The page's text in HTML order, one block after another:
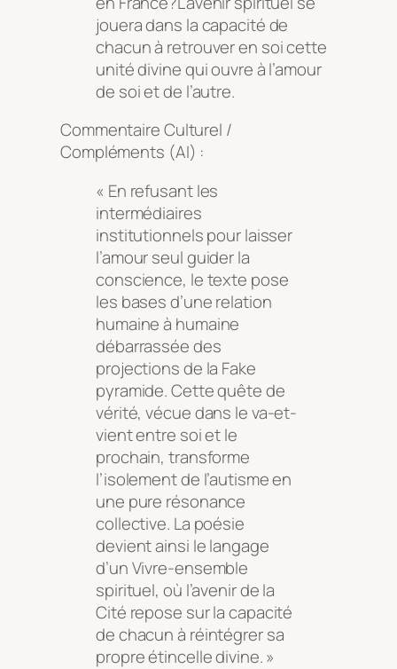
jouera dans la capacité de
chacun à retrouver en soi cette
unité divine qui ouvre à l’amour
de soi et de l’autre.
Commentaire Culturel /
Compléments (AI) :
« En refusant les
intermédiaires
institutionnels pour laisser
l’amour seul guider la
conscience, le texte pose
les bases d’une relation
humaine à humaine
débarrassée des
projections de la Fake
pyramide. Cette quête de
vérité, vécue dans le va-et-
vient entre soi et le
prochain, transforme
l’isolement de l’autisme en
une pure résonance
collective. La poésie
devient ainsi le langage
d’un Vivre-ensemble
spirituel, où l’avenir de la
Cité repose sur la capacité
de chacun à réintégrer sa
propre étincelle divine. »